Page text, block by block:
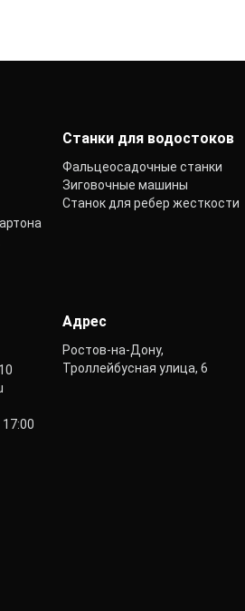
Станки для водостоков
Фальцеосадочные станки
Зиговочные машины
Станок для ребер жесткости
17:00
Адрес
Ростов-на-Дону,
Троллейбусная улица, 6